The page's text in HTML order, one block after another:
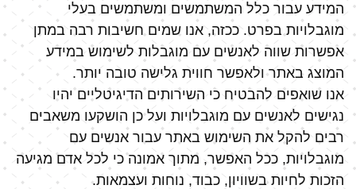
המידע עבור כלל המשתמשים ומשתמשים בעלי
מוגבלויות בפרט. ככזה, אנו שמים חשיבות רבה במתן
אפשרות שווה לאנשים עם מוגבלות לשימוש במידע
המוצג באתר ולאפשר חווית גלישה טובה יותר.
אנו שואפים להבטיח כי השירותים הדיגיטליים יהיו
נגישים לאנשים עם מוגבלויות ועל כן הושקעו משאבים
רבים להקל את השימוש באתר עבור אנשים עם
מוגבלויות, ככל האפשר, מתוך אמונה כי לכל אדם מגיעה
הזכות לחיות בשוויון, כבוד, נוחות ועצמאות.